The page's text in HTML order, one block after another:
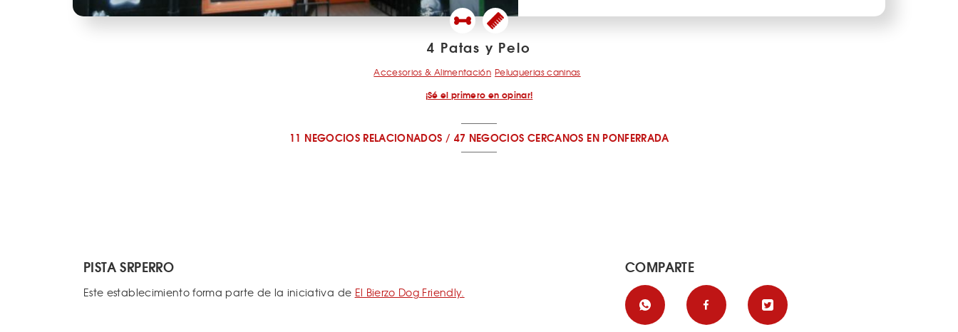
4 Patas y Pelo
Accesorios & Alimentación Peluquerias caninas
¡Sé el primero en opinar!
11 NEGOCIOS RELACIONADOS / 47 NEGOCIOS CERCANOS EN PONFERRADA
PISTA SRPERRO
Este establecimiento forma parte de la iniciativa de El Bierzo Dog Friendly.
COMPARTE